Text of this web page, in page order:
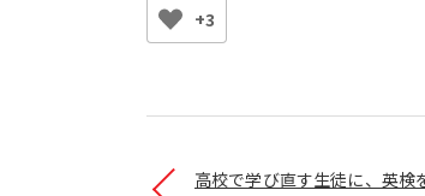
+3
高校で学び直す生徒に、英検